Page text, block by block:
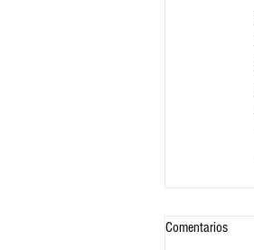
Comentarios